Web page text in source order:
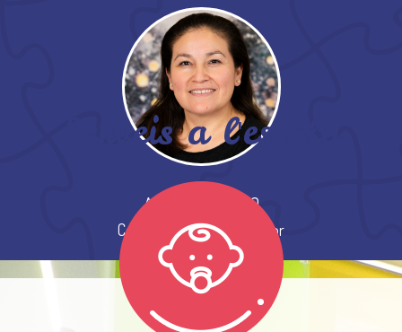
ALICIA VELASCO
Coordinadora de menjador
Serveis a l'escola